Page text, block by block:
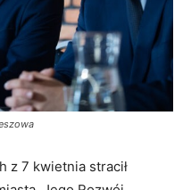
z 7 kwietnia stracił